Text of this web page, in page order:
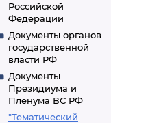
Российской
Федерации
Документы органов
государственной
власти РФ
Документы
Президиума и
Пленума ВС РФ
"Тематический